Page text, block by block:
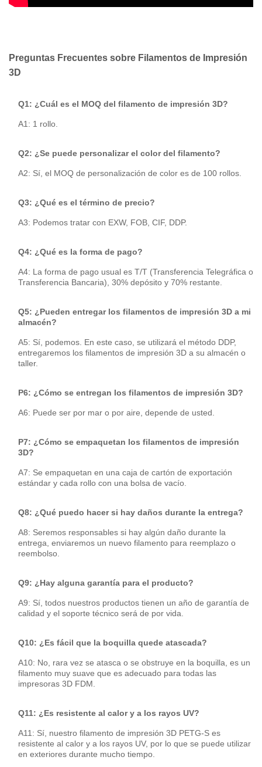
Preguntas Frecuentes sobre Filamentos de Impresión
3D
Q1: ¿Cuál es el MOQ del filamento de impresión 3D?
A1: 1 rollo.
Q2: ¿Se puede personalizar el color del filamento?
A2: Sí, el MOQ de personalización de color es de 100 rollos.
Q3: ¿Qué es el término de precio?
A3: Podemos tratar con EXW, FOB, CIF, DDP.
Q4: ¿Qué es la forma de pago?
A4: La forma de pago usual es T/T (Transferencia Telegráfica o
Transferencia Bancaria), 30% depósito y 70% restante.
Q5: ¿Pueden entregar los filamentos de impresión 3D a mi
almacén?
A5: Sí, podemos. En este caso, se utilizará el método DDP,
entregaremos los filamentos de impresión 3D a su almacén o
taller.
P6: ¿Cómo se entregan los filamentos de impresión 3D?
A6: Puede ser por mar o por aire, depende de usted.
P7: ¿Cómo se empaquetan los filamentos de impresión
3D?
A7: Se empaquetan en una caja de cartón de exportación
estándar y cada rollo con una bolsa de vacío.
Q8: ¿Qué puedo hacer si hay daños durante la entrega?
A8: Seremos responsables si hay algún daño durante la
entrega, enviaremos un nuevo filamento para reemplazo o
reembolso.
Q9: ¿Hay alguna garantía para el producto?
A9: Sí, todos nuestros productos tienen un año de garantía de
calidad y el soporte técnico será de por vida.
Q10: ¿Es fácil que la boquilla quede atascada?
A10: No, rara vez se atasca o se obstruye en la boquilla, es un
filamento muy suave que es adecuado para todas las
impresoras 3D FDM.
Q11: ¿Es resistente al calor y a los rayos UV?
A11: Sí, nuestro filamento de impresión 3D PETG-S es
resistente al calor y a los rayos UV, por lo que se puede utilizar
en exteriores durante mucho tiempo.